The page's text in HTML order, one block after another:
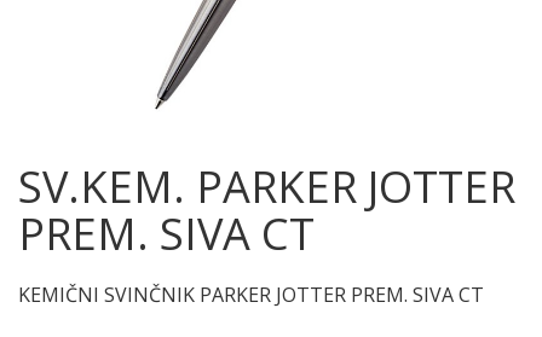
SV.KEM. PARKER JOTTER
PREM. SIVA CT
KEMIČNI SVINČNIK PARKER JOTTER PREM. SIVA CT